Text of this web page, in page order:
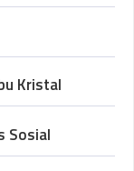
Kristal
Sosial